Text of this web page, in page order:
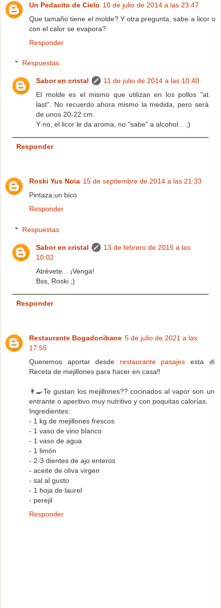
Un Pedacito de Cielo 10 de julio de 2014 a las 23:47
Que tamaño tiene el molde? Y otra pregunta, sabe a licor o
con el calor se evapora?
Responder
Respuestas
Sabor en cristal
11 de julio de 2014 a las 10:40
El molde es el mismo que utilizan en los pollos "at
last". No recuerdo ahora mismo la medida, pero será
de unos 20-22 cm.
Y no, el licor le da aroma, no "sabe" a alcohol... ;)
Responder
Roski Yus Noia 15 de septiembre de 2014 a las 21:33
Pintaza,un bico
Responder
Respuestas
Sabor en cristal
13 de febrero de 2015 a las
10:02
Atrévete... ¡Venga!
Bss, Roski ;)
Responder
Restaurante Bogadonibane 5 de julio de 2021 a las
17:55
Queremos aportar desde restaurante pasajes esta 🦪
Receta de mejillones para hacer en casa‼️
👨‍🍳Te gustan los mejillones?? cocinados al vapor son un
entrante o aperitivo muy nutritivo y con poquitas calorías.​
Ingredientes:
- 1 kg de mejillones frescos
- 1 vaso de vino blanco
- 1 vaso de agua
- 1 limón
- 2-3 dientes de ajo enteros
- aceite de oliva virgen
- sal al gusto
- 1 hoja de laurel
- perejil
Responder